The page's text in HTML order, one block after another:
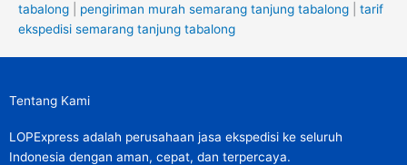
tabalong
pengiriman murah semarang tanjung tabalong
tarif
ekspedisi semarang tanjung tabalong
Tentang Kami
LOPExpress adalah perusahaan jasa ekspedisi ke seluruh
Indonesia dengan aman, cepat, dan terpercaya.